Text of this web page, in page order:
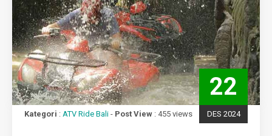
Kategori : ATV Ride Bali - Post View : 455 views
22
DES 2024